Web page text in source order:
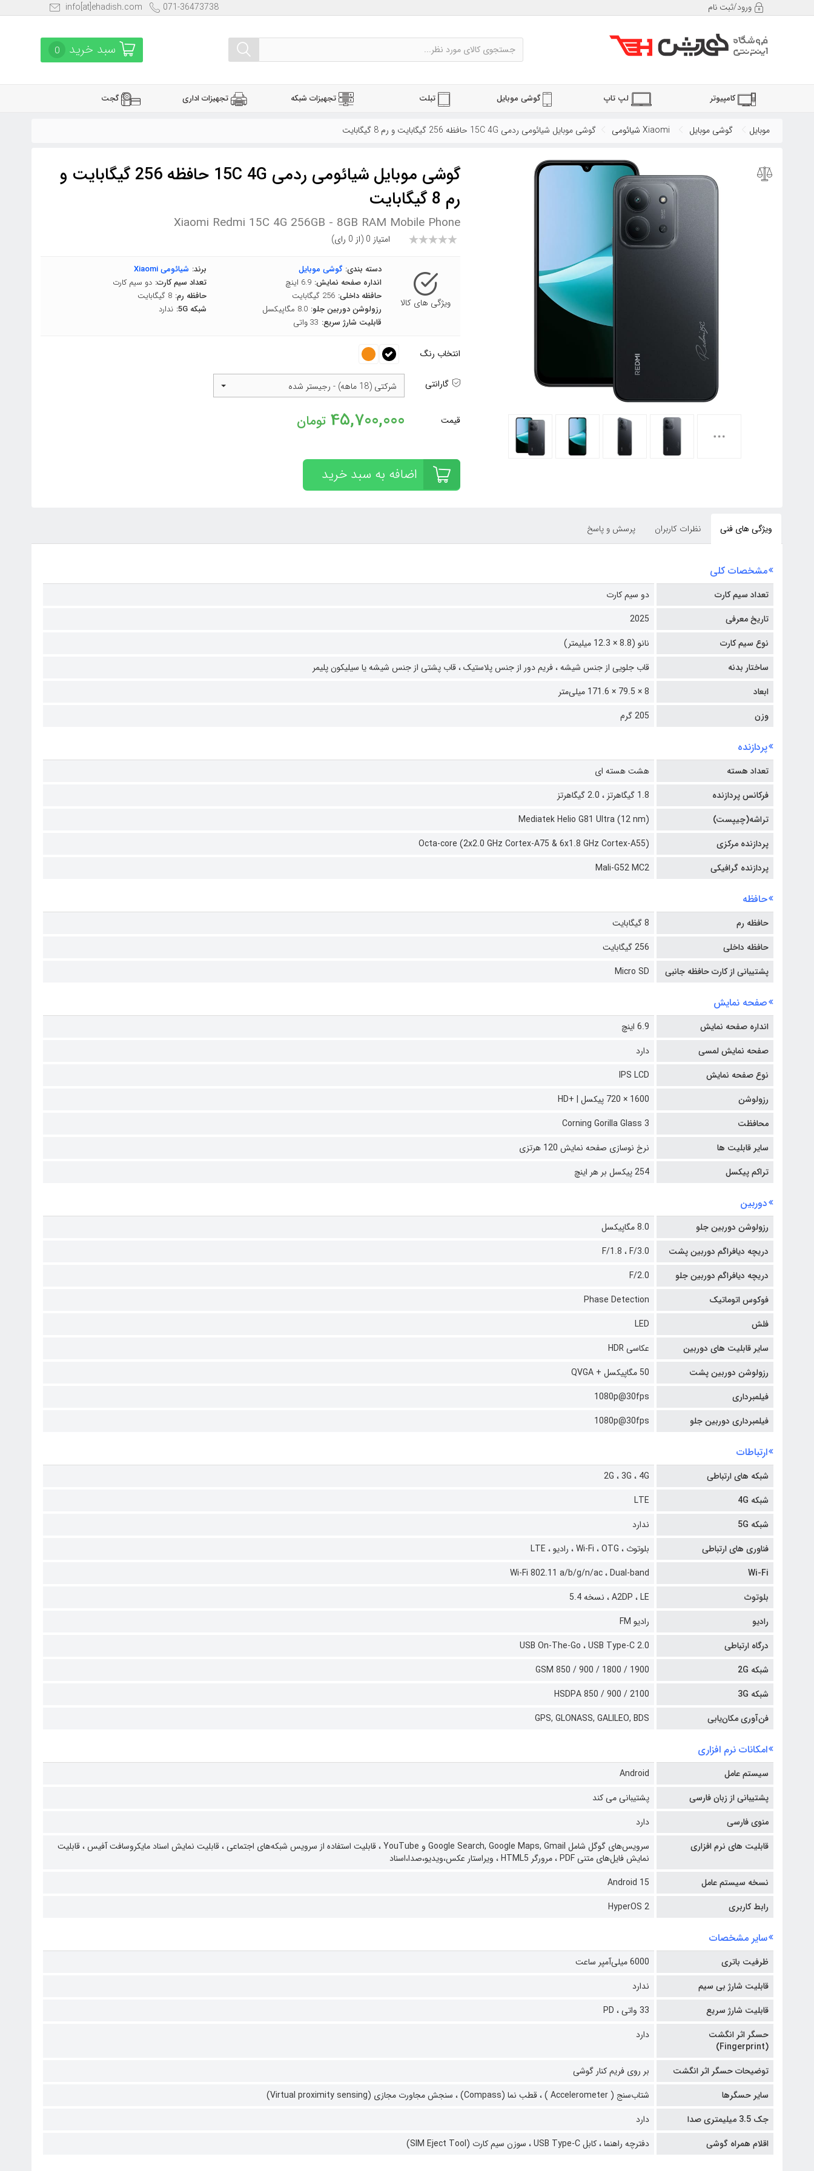
ورود/ثبت نام info[at]ehadish.com 071-36473738
سبد خرید 0
کامپیوتر لپ تاپ گوشی موبایل تبلت تجهیزات شبکه تجهیزات اداری گجت
موبایل گوشی موبایل شیائومی Xiaomi گوشی موبایل شیائومی ردمی 15C 4G حافظه 256 گیگابایت و رم 8 گیگابایت
گوشی موبایل شیائومی ردمی 15C 4G حافظه 256 گیگابایت و
رم 8 گیگابایت
Xiaomi Redmi 15C 4G 256GB - 8GB RAM Mobile Phone
امتیاز 0 (از 0 رای)
ویژگی های کالا
دسته بندی: گوشی موبایل
انداره صفحه نمایش: 6.9 اینچ
حافظه داخلی: 256 گیگابایت
رزولوشن دوربین جلو: 8.0 مگاپیکسل
قابلیت شارژ سریع: 33 واتی
برند: شیائومی Xiaomi
تعداد سیم کارت: دو سیم کارت
حافظه رم: 8 گیگابایت
شبکه 5G:
ندارد
انتخاب رنگ
گارانتی شرکتی (18 ماهه) - رجیستر شده
قیمت 45,700,000 تومان
اضافه به سبد خرید
ویژگی های فنی نظرات کاربران پرسش و پاسخ
مشخصات کلی
تعداد سیم کارت
دو سیم کارت
تاریخ معرفی
2025
نوع سیم کارت
نانو (8.8 × 12.3 میلیمتر)
ساختار بدنه
قاب جلویی از جنس شیشه ،فریم دور از جنس پلاستیک ،قاب پشتی از جنس شیشه یا سیلیکون پلیمر
ابعاد
8 × 79.5 × 171.6 میلی‌متر
وزن
205 گرم
پردازنده
تعداد هسته
هشت هسته ای
فرکانس پردازنده
1.8 گیگاهرتز ،
2.0 گیگاهرتز
تراشه(چیپست)
Mediatek Helio G81 Ultra (12 nm)
پردازنده مرکزی
Octa-core (2x2.0 GHz Cortex-A75 & 6x1.8 GHz Cortex-A55)
پردازنده گرافیکی
Mali-G52 MC2
حافظه
حافظه رم
8 گیگابایت
حافظه داخلی
256 گیگابایت
پشتیبانی از کارت حافظه جانبی
Micro SD
صفحه نمایش
انداره صفحه نمایش
6.9 اینچ
صفحه نمایش لمسی
دارد
نوع صفحه نمایش
IPS LCD
رزولوشن
1600 × 720 پیکسل | +HD
محافظت
Corning Gorilla Glass 3
سایر قابلیت ها
نرخ نوسازی صفحه نمایش 120 هرتزی
تراکم پیکسل
254 پیکسل بر هر اینچ
دوربین
رزولوشن دوربین جلو
8.0 مگاپیکسل
دریچه دیافراگم دوربین پشت
F/1.8 ،F/3.0
دریچه دیافراگم دوربین جلو
F/2.0
فوکوس اتوماتیک
Phase Detection
فلش
LED
سایر قابلیت های دوربین
عکاسی HDR
رزولوشن دوربین پشت
50 مگاپیکسل + QVGA
فیلمبرداری
1080p@30fps
فیلمبرداری دوربین جلو
1080p@30fps
ارتباطات
شبکه های ارتباطی 2G ، 3G ، 4G
شبکه 4G
LTE
شبکه 5G
ندارد
فناوری های ارتباطی
بلوتوث ، Wi-Fi ،OTG ، رادیو ، LTE
Wi-Fi
Wi-Fi 802.11 a/b/g/n/ac ،Dual-band
بلوتوث
A2DP ،LE ،
نسخه 5.4
رادیو
رادیو FM
درگاه ارتباطی
USB On-The-Go ،USB Type-C 2.0
شبکه 2G
GSM 850 / 900 / 1800 / 1900
شبکه 3G
HSDPA 850 / 900 / 2100
فن‌آوری مکان‌یابی
GPS, GLONASS, GALILEO, BDS
امکانات نرم افزاری
سیستم عامل
Android
پشتیبانی از زبان فارسی
پشتیبانی می کند
منوی فارسی
دارد
قابلیت های نرم افزاری
سرویس‌های گوگل شامل Google Search, Google Maps, Gmail و YouTube ، قابلیت استفاده از سرویس شبکه‌های اجتماعی ،قابلیت نمایش اسناد مایکروسافت آفیس ،قابلیت
نمایش فایل‌های متنی PDF ،
مرورگر HTML5 ،
ویراستار عکس،ویدیو،صدا،اسناد
نسخه سیستم عامل
Android 15
رابط کاربری
HyperOS 2
سایر مشخصات
ظرفیت باتری
6000 میلی‌آمپر ساعت
قابلیت شارژ بی سیم
ندارد
قابلیت شارژ سریع
33 واتی ،
PD
حسگر اثر انگشت
(Fingerprint)
دارد
توضیحات حسگر اثر انگشت
بر روی فریم کنار گوشی
سایر حسگرها
شتاب‌سنج ( Accelerometer ) ، قطب نما (Compass) ،
سنجش مجاورت مجازی (Virtual proximity sensing)
جک 3.5 میلیمتری صدا
دارد
اقلام همراه گوشی
دفترچه‌ راهنما ،کابل USB Type-C ، سوزن سیم کارت (SIM Eject Tool)